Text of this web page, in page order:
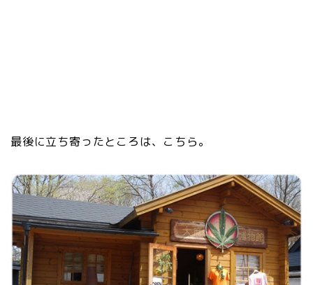
最後に立ち寄ったところは、こちら。